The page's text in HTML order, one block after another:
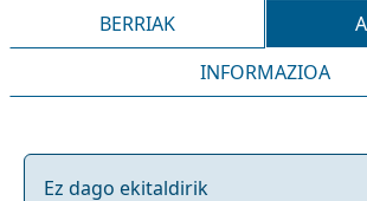
BERRIAK
INFORMAZIOA
Ez dago ekitaldirik